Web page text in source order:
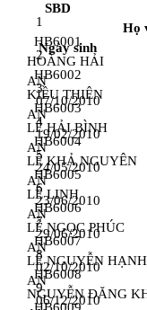
SBD
Họ
Ngày sinh
1
HB6001
HOÀNG HẢI
AN
07/10/2010
2
HB6002
KIỀU THIÊN
AN
19/02/2010
3
HB6003
LÊ HẢI BÌNH
AN
24/05/2010
4
HB6004
LÊ KHẢ NGUYÊN
AN
23/06/2010
5
HB6005
LÊ LINH
AN
29/06/2010
6
HB6006
LÊ NGỌC PHÚC
AN
02/10/2010
7
HB6007
LÊ NGUYỄN HẠNH
AN
06/12/2010
8
HB6008
NGUYỄN ĐĂNG
9